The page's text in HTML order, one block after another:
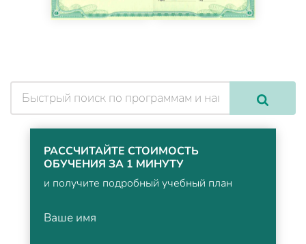
РАССЧИТАЙТЕ СТОИМОСТЬ
ОБУЧЕНИЯ ЗА 1 МИНУТУ
и получите подробный учебный план
Ваше имя